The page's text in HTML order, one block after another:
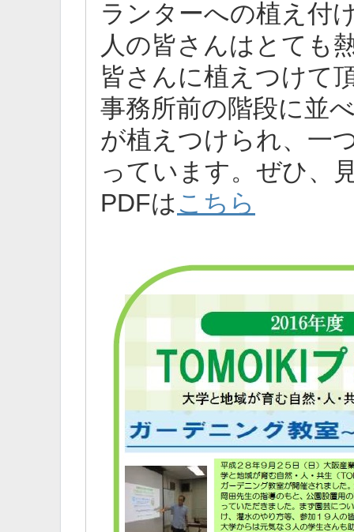
ランターへの植え付
人の皆さんはとても
皆さんに植えつけて
事務所前の階段に並
が植えつけられ、一
っています。ぜひ、
PDFはこちら